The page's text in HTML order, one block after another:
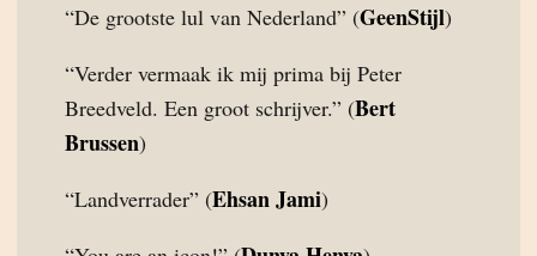
“De grootste lul van Nederland” (GeenStijl)
“Verder vermaak ik mij prima bij Peter
Breedveld. Een groot schrijver.” (Bert
Brussen)
“Landverrader” (Ehsan Jami)